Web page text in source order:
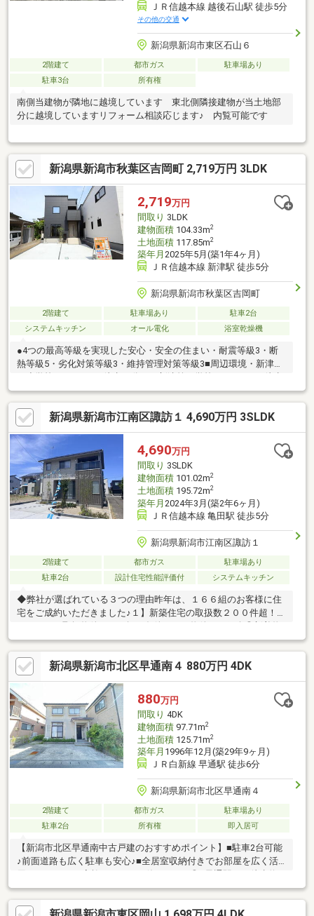
ＪＲ信越本線 越後石山駅 徒歩5分
その他の交通
新潟県新潟市東区石山６
2階建て 都市ガス
駐車場あり
駐車3台
所有権
南側当建物が隣地に越境しています 東北側隣接建物が当土地部
分に越境していますリフォーム相談応じます♪ 内覧可能です
新潟県新潟市秋葉区吉岡町 2,719万円 3LDK
2,719万円
間取り 3LDK
建物面積104.33m2
土地面積117.85m2
築年月 2025年5月(築1年4ヶ月)
ＪＲ信越本線 新津駅 徒歩5分
新潟県新潟市秋葉区吉岡町
2階建て 駐車場あり
駐車2台
システムキッチン
オール電化 浴室乾燥機
●4つの最高等級を実現した安心・安全の住まい・耐震等級3・断
熱等級5・劣化対策等級3・維持管理対策等級3■周辺環境・新津第
10分）・JR信越本線『新津駅』まで1200m（徒歩15分）◆見どこ
ろポイント・オール電化で日々の光熱費も節約！・照明器具、外
構工事、食洗器、カーテンレール、宅配BOX、エアコン2台等揃っ
ています・独自の全館空調システムで年中快適！・省令準耐火構
造で火災保険もお安くなります
新潟県新潟市江南区諏訪１ 4,690万円 3SLDK
4,690万円
間取り 3SLDK
建物面積101.02m2
土地面積195.72m2
築年月 2024年3月(築2年6ヶ月)
ＪＲ信越本線 亀田駅 徒歩5分
新潟県新潟市江南区諏訪１
2階建て 都市ガス
駐車場あり
駐車2台
設計住宅性能評価付 システムキッチン
◆弊社が選ばれている３つの理由昨年は、１６６組のお客様に住
宅をご成約いただきました♪１】新築住宅の取扱数２００件超！◎
たくさんの取扱物件からお探し条件にあう物件をご紹介◎新着物
件や価格改定物件もいち早くご提供２】売って終わりにしない、
充実のアフターサービス体制◎アフターサービスの専門スタッフ
が、迅速・丁寧にご対応◎ご購入後のお困り事も、充実した体制
で手厚くサポート◎年中無休！３６５日スピード対応３】新潟で
は弊社だけ《SBI新生銀行 提携ローン》◎業界最安水準の低金利
０.９３%◎対面でのお手続きも可能◎頭金無しでもOK
新潟県新潟市北区早通南４ 880万円 4DK
880万円
間取り 4DK
建物面積97.71m2
土地面積125.71m2
築年月 1996年12月(築29年9ヶ月)
ＪＲ白新線 早通駅 徒歩6分
新潟県新潟市北区早通南４
2階建て 都市ガス
駐車場あり
駐車2台
所有権 即入居可
【新潟市北区早通南中古戸建のおすすめポイント】■駐車2台可能
♪前面道路も広く駐車も安心♪■全居室収納付きでお部屋を広く活
分と生活利便良好♪【小中学校】早通南小学校 約950ｍ早通中学
校 約1600ｍ当社ホームページではSUUMOには載っていない物